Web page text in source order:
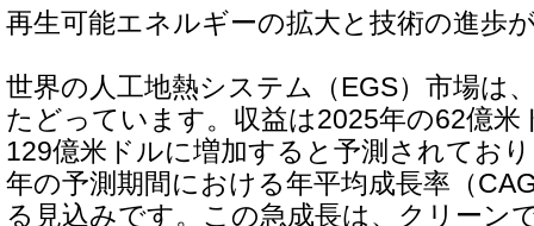
再生可能エネルギーの拡大と技術の進歩
世界の人工地熱システム（EGS）市場は
たどっています。収益は2025年の62億
129億米ドルに増加すると予測されてお
年の予測期間における年平均成長率（
る見込みです。この急成長は、クリーン